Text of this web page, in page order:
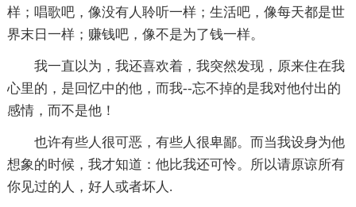
样；唱歌吧，像没有人聆听一样；生活吧，像每天都是世
界末日一样；赚钱吧，像不是为了钱一样。
我一直以为，我还喜欢着，我突然发现，原来住在我
心里的，是回忆中的他，而我--忘不掉的是我对他付出的
感情，而不是他！
也许有些人很可恶，有些人很卑鄙。而当我设身为他
想象的时候，我才知道：他比我还可怜。所以请原谅所有
你见过的人，好人或者坏人.